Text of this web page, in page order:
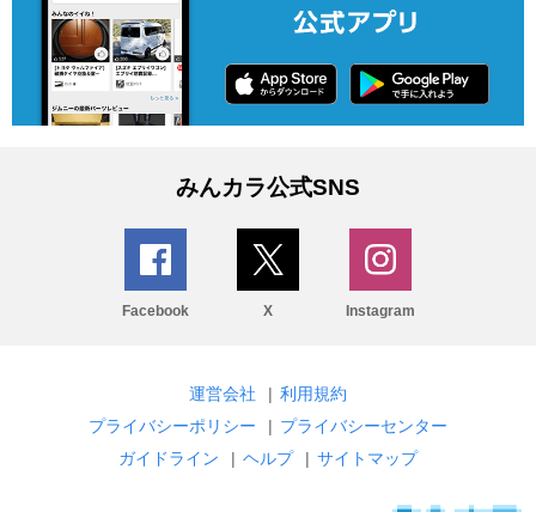
みんカラ公式SNS
Facebook X Instagram
運営会社 | 利用規約
プライバシーポリシー
| プライバシーセンター
ガイドライン
| ヘルプ | サイトマップ